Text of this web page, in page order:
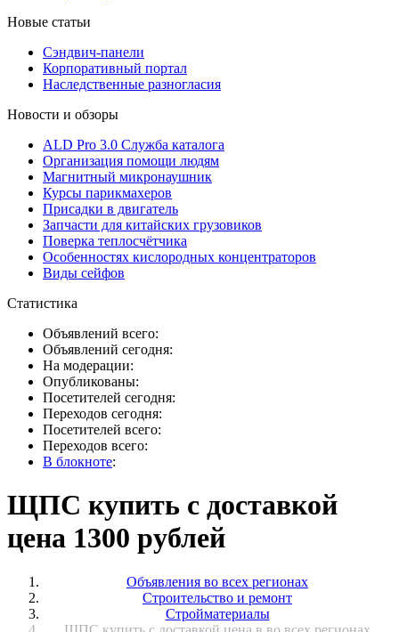
Новые статьи
Сэндвич-панели
Корпоративный портал
Наследственные разногласия
Новости и обзоры
ALD Pro 3.0 Служба каталога
Организация помощи людям
Магнитный микронаушник
Курсы парикмахеров
Присадки в двигатель
Запчасти для китайских грузовиков
Поверка теплосчётчика
Особенностях кислородных концентраторов
Виды сейфов
Статистика
Объявлений всего:
Объявлений сегодня:
На модерации:
Опубликованы:
Посетителей сегодня:
Переходов сегодня:
Посетителей всего:
Переходов всего:
В блокноте:
ЩПС купить с доставкой
цена 1300 рублей
Объявления во всех регионах
Строительство и ремонт
Стройматериалы